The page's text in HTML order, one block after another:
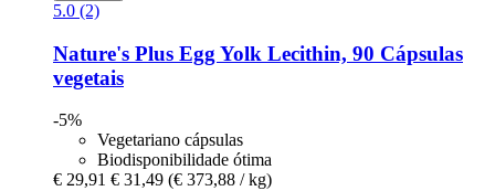
5.0 (2)
Nature's Plus Egg Yolk Lecithin, 90 Cápsulas
vegetais
-5%
Vegetariano cápsulas
Biodisponibilidade ótima
€ 29,91 € 31,49 (€ 373,88 / kg)